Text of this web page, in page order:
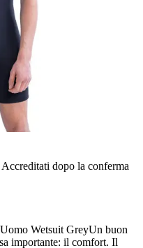
Accreditati dopo la conferma
Wetsuit GreyUn buon
importante: il comfort. Il